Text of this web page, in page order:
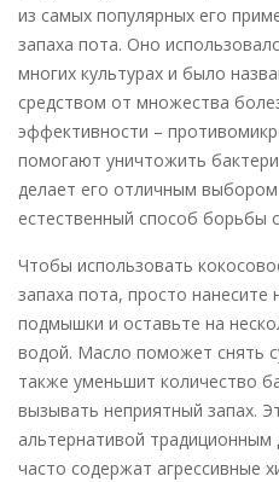
из самых популярных его
запаха пота. Оно
многих культурах и было
средством от множества
эффективности –
помогают уничтожить
делает его отличным
естественный способ борьбы
Чтобы использовать
запаха пота, просто
подмышки и оставьте на
водой. Масло поможет снять
также уменьшит количество
вызывать неприятный запах.
альтернативой
часто содержат агрессивные